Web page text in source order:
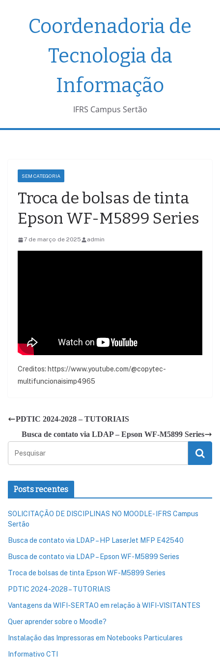
Coordenadoria de
Tecnologia da
Informação
IFRS Campus Sertão
SEM CATEGORIA
Troca de bolsas de tinta
Epson WF-M5899 Series
7 de março de 2025 admin
Creditos: https://www.youtube.com/@copytec-
multifuncionaisimp4965
PDTIC 2024-2028 – TUTORIAIS
Busca de contato via LDAP – Epson WF-M5899 Series
Posts recentes
SOLICITAÇÃO DE DISCIPLINAS NO MOODLE- IFRS Campus
Sertão
Busca de contato via LDAP – HP LaserJet MFP E42540
Busca de contato via LDAP – Epson WF-M5899 Series
Troca de bolsas de tinta Epson WF-M5899 Series
PDTIC 2024-2028 – TUTORIAIS
Vantagens da WIFI-SERTAO em relação à WIFI-VISITANTES
Quer aprender sobre o Moodle?
Instalação das Impressoras em Notebooks Particulares
Informativo CTI